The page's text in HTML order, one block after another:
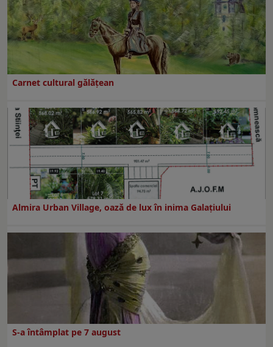
Carnet cultural gălăţean
Almira Urban Village, oază de lux în inima Galațiului
S-a întâmplat pe 7 august